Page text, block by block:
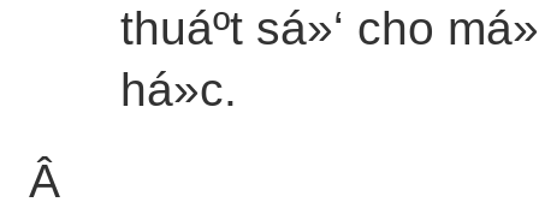
thuáº­t sá»‘ cho
há»c.
Â